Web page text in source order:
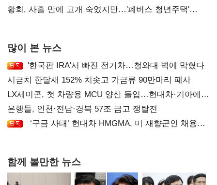
달리해야"
황희, 사흘 만에 고개 숙였지만…'폐버스 청년주택'
많이 본 뉴스
'한국판 IRA'서 빠진 전기차…청와대 벽에 막혔다
시금치 한달새 152% 치솟고 가금류 90만마리 폐사
LX세미콘, 첫 차량용 MCU 양산 돌입…현대차·기아에
공급
은행들, 인천·전남·경북 57조 금고 쟁탈전
‘구금 사태’ 현대차 HMGMA, 미 재향군인 채용
함께 볼만한 뉴스